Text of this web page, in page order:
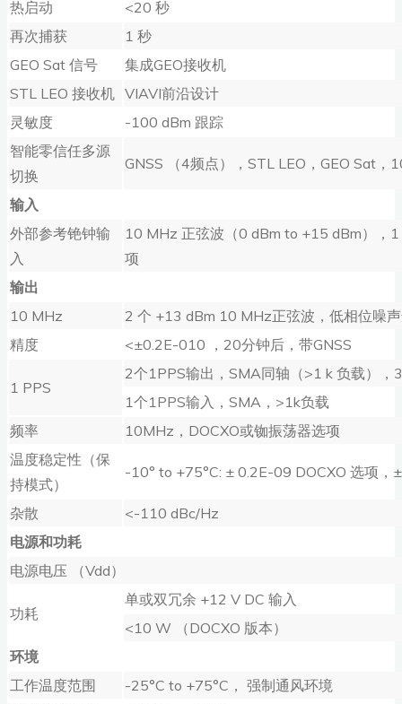
热启动
<20 秒
再次捕获
1 秒
GEO Sat 信号
集成GEO接收机
STL LEO 接收机 VIAVI前沿设计
灵敏度
-100 dBm 跟踪
智能零信任多源
切换
GNSS （4频点），STL LEO，GEO Sat，
输入
外部参考铯钟输
入
10 MHz 正弦波（0 dBm to +15 dBm），1
项
输出
10 MHz
2 个 +13 dBm 10 MHz正弦波，低相位噪
精度
<±0.2E-010 ，20分钟后，带GNSS
1 PPS
2个1PPS输出，SMA同轴（>1 k 负载），
1个1PPS输入，SMA，>1k负载
频率
10MHz，DOCXO或铷振荡器选项
温度稳定性（保
持模式）
-10° to +75°C: ± 0.2E-09 DOCXO 选项，
杂散
<-110 dBc/Hz
电源和功耗
电源电压 （Vdd）
功耗
单或双冗余 +12 V DC 输入
<10 W （DOCXO 版本）
环境
工作温度范围
-25°C to +75°C， 强制通风环境